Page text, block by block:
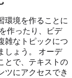
環境を作ることに
作ったり、ビデ
雑なトピックにつ
しょう。 オーデ
とで、テキストの
ツにアクセスでき